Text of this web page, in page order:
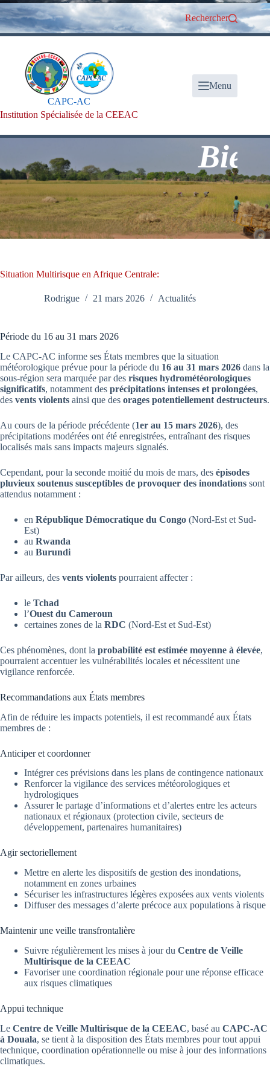
Passer
au
contenu
Rechercher
CAPC-AC
Institution Spécialisée de la CEEAC
Menu
Situation Multirisque en Afrique Centrale:
Rodrigue 21 mars 2026 Actualités
Période du 16 au 31 mars 2026
Le CAPC-AC informe ses États membres que la situation
météorologique prévue pour la période du 16 au 31 mars 2026 dans la
sous-région sera marquée par des risques hydrométéorologiques
significatifs, notamment des précipitations intenses et prolongées,
des vents violents ainsi que des orages potentiellement destructeurs.
Au cours de la période précédente (1er au 15 mars 2026), des
précipitations modérées ont été enregistrées, entraînant des risques
localisés mais sans impacts majeurs signalés.
Cependant, pour la seconde moitié du mois de mars, des épisodes
pluvieux soutenus susceptibles de provoquer des inondations sont
attendus notamment :
en République Démocratique du Congo (Nord-Est et Sud-
Est)
au Rwanda
au Burundi
Par ailleurs, des vents violents pourraient affecter :
le Tchad
l’Ouest du Cameroun
certaines zones de la RDC (Nord-Est et Sud-Est)
Ces phénomènes, dont la probabilité est estimée moyenne à élevée,
pourraient accentuer les vulnérabilités locales et nécessitent une
vigilance renforcée.
Recommandations aux États membres
Afin de réduire les impacts potentiels, il est recommandé aux États
membres de :
Anticiper et coordonner
Intégrer ces prévisions dans les plans de contingence nationaux
Renforcer la vigilance des services météorologiques et
hydrologiques
Assurer le partage d’informations et d’alertes entre les acteurs
nationaux et régionaux (protection civile, secteurs de
développement, partenaires humanitaires)
Agir sectoriellement
Mettre en alerte les dispositifs de gestion des inondations,
notamment en zones urbaines
Sécuriser les infrastructures légères exposées aux vents violents
Diffuser des messages d’alerte précoce aux populations à risque
Maintenir une veille transfrontalière
Suivre régulièrement les mises à jour du Centre de Veille
Multirisque de la CEEAC
Favoriser une coordination régionale pour une réponse efficace
aux risques climatiques
Appui technique
Le Centre de Veille Multirisque de la CEEAC, basé au CAPC-AC
à Douala, se tient à la disposition des États membres pour tout appui
technique, coordination opérationnelle ou mise à jour des informations
climatiques.